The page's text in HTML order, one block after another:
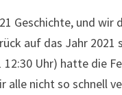
Geschichte, und
auf das Jahr
Uhr) hatte die
alle nicht so schnell